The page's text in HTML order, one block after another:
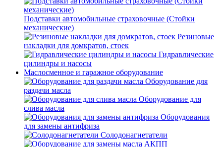
Подставки автомобильные страховочные (Стойки
механические)
Резиновые
накладки для домкратов, стоек
Гидравлические
цилиндры и насосы
Маслосменное и гаражное оборудование
Оборудование для
раздачи масла
Оборудование для
слива масла
Оборудования
для замены антифриза
Солодонагнетатели